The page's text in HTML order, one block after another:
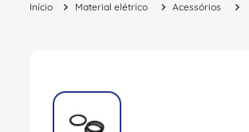
Material elétrico Acessórios 2